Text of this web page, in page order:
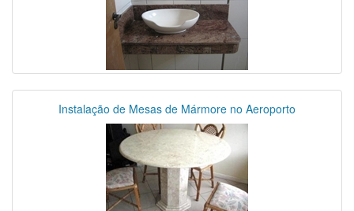
Instalação de Mesas de Mármore no Aeroporto